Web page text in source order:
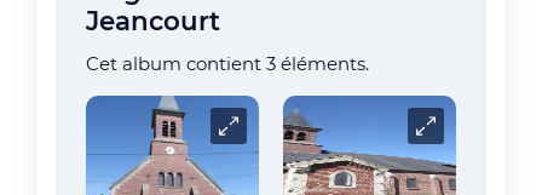
Jeancourt
Cet album contient 3 éléments.
Carrousel